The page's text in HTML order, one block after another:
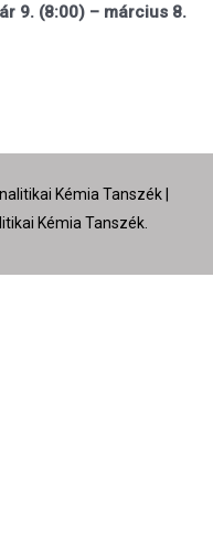
9. (8:00) – március 8.
Kémia Tanszék |
Kémia Tanszék.